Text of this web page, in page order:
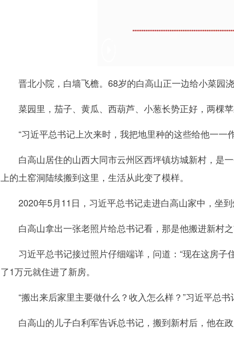
晋北小院，白墙飞檐。68岁的白高山正一边给小菜园浇
菜园里，茄子、黄瓜、西葫芦、小葱长势正好，两棵苹
“习近平总书记上次来时，我把地里种的这些给他一一
白高山居住的山西大同市云州区西坪镇坊城新村，是
上的土窑洞陆续搬到这里，生活从此变了模样。
2020年5月11日，习近平总书记走进白高山家中，坐到
白高山拿出一张老照片给总书记看，那是他搬进新村之
习近平总书记接过照片仔细端详，问道：“现在这房子
了1万元就住进了新房。
“搬出来后家里主要做什么？收入怎么样？”习近平总书
白高山的儿子白利军告诉总书记，搬到新村后，他在政